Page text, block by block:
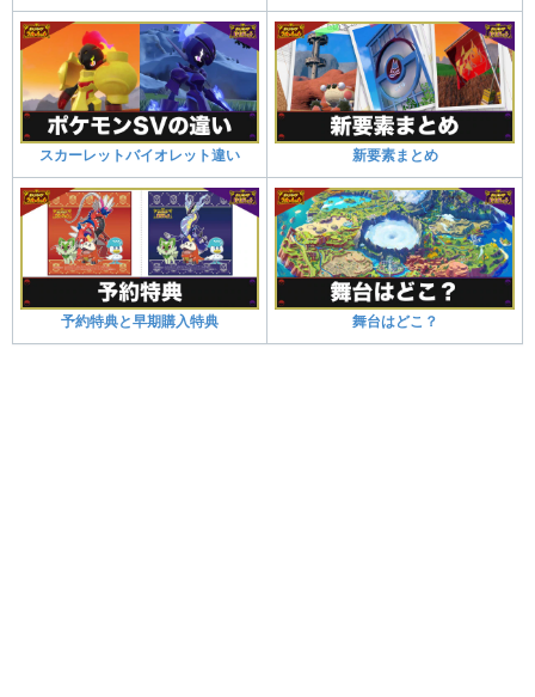
スカーレットバイオレット違い 新要素まとめ
予約特典と早期購入特典 舞台はどこ？